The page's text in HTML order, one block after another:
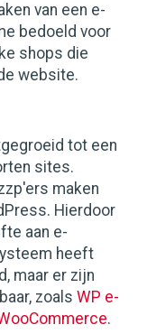
van een e-
bedoeld voor
shops die
website.
tot een
sites.
maken
Hierdoor
aan e-
heeft
maar er zijn
zoals WP e-
.